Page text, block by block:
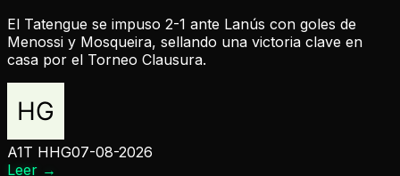
El Tatengue se impuso 2-1 ante Lanús con goles de
Menossi y Mosqueira, sellando una victoria clave en
casa por el Torneo Clausura.
A1T HHG07-08-2026
Leer →